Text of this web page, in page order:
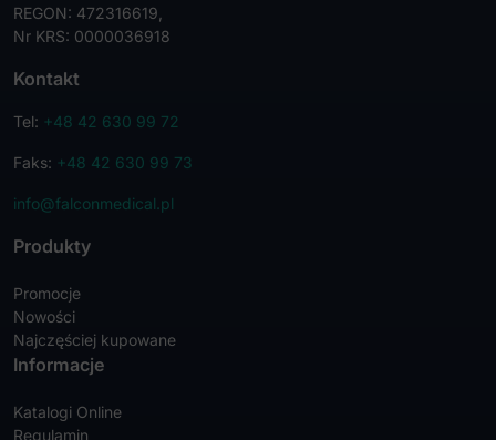
REGON: 472316619,
Nr KRS: 0000036918
Kontakt
Tel: +48 42 630 99 72
Faks: +48 42 630 99 73
info@falconmedical.pl
Produkty
Promocje
Nowości
Najczęściej kupowane
Informacje
Katalogi Online
Regulamin